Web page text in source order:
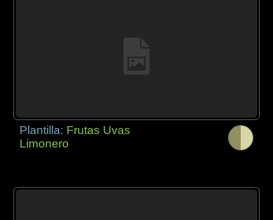
Plantilla: Frutas Uvas
Limonero